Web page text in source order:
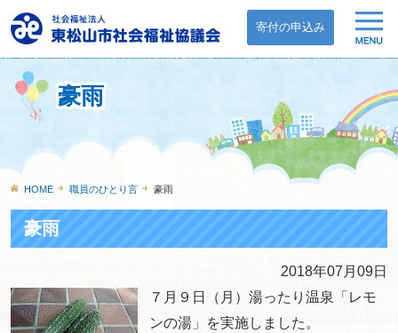
寄付の申込み
豪雨
HOME 職員のひとり言 豪雨
豪雨
2018年07月09日
７月９日（月）湯ったり温泉「レモ
ンの湯」を実施しました。